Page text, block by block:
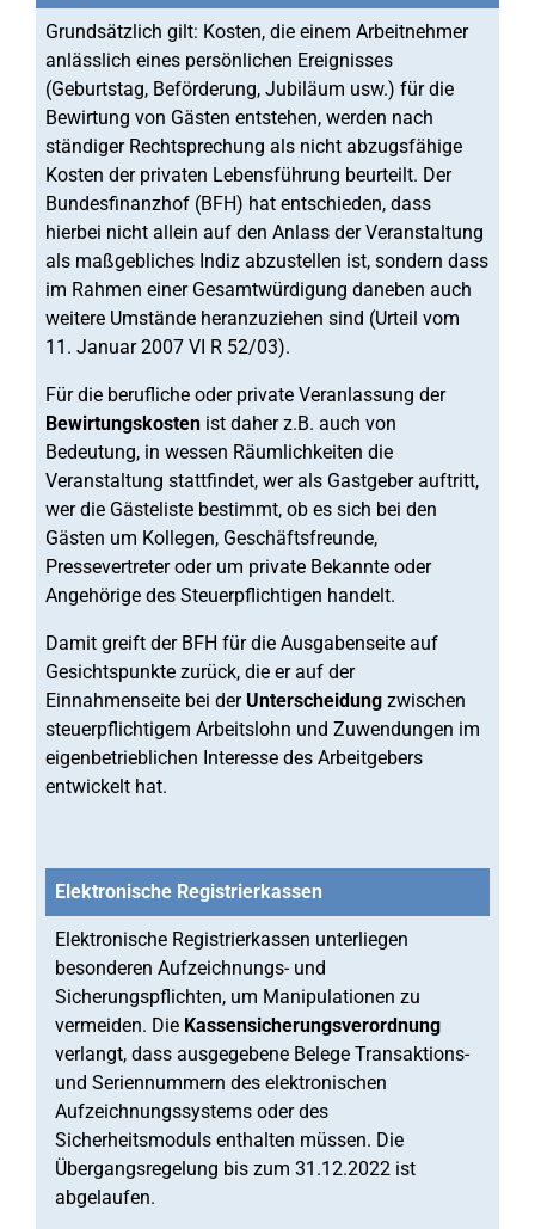
Grundsätzlich gilt: Kosten, die einem Arbeitnehmer
anlässlich eines persönlichen Ereignisses
(Geburtstag, Beförderung, Jubiläum usw.) für die
Bewirtung von Gästen entstehen, werden nach
ständiger Rechtsprechung als nicht abzugsfähige
Kosten der privaten Lebensführung beurteilt. Der
Bundesfinanzhof (BFH) hat entschieden, dass
hierbei nicht allein auf den Anlass der Veranstaltung
als maßgebliches Indiz abzustellen ist, sondern dass
im Rahmen einer Gesamtwürdigung daneben auch
weitere Umstände heranzuziehen sind (Urteil vom
11. Januar 2007 VI R 52/03).
Für die berufliche oder private Veranlassung der
Bewirtungskosten ist daher z.B. auch von
Bedeutung, in wessen Räumlichkeiten die
Veranstaltung stattfindet, wer als Gastgeber auftritt,
wer die Gästeliste bestimmt, ob es sich bei den
Gästen um Kollegen, Geschäftsfreunde,
Pressevertreter oder um private Bekannte oder
Angehörige des Steuerpflichtigen handelt.
Damit greift der BFH für die Ausgabenseite auf
Gesichtspunkte zurück, die er auf der
Einnahmenseite bei der Unterscheidung zwischen
steuerpflichtigem Arbeitslohn und Zuwendungen im
eigenbetrieblichen Interesse des Arbeitgebers
entwickelt hat.
Elektronische Registrierkassen
Elektronische Registrierkassen unterliegen
besonderen Aufzeichnungs- und
Sicherungspflichten, um Manipulationen zu
vermeiden. Die Kassensicherungsverordnung
verlangt, dass ausgegebene Belege Transaktions-
und Seriennummern des elektronischen
Aufzeichnungssystems oder des
Sicherheitsmoduls enthalten müssen. Die
Übergangsregelung bis zum 31.12.2022 ist
abgelaufen.